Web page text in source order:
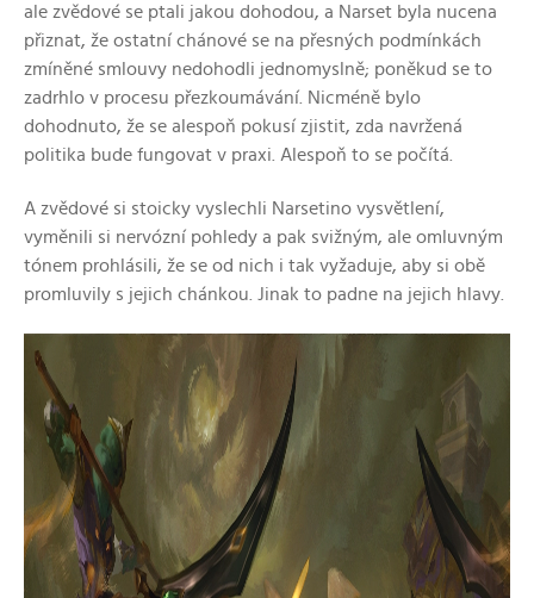
ale zvědové se ptali jakou dohodou, a Narset byla nucena
přiznat, že ostatní chánové se na přesných podmínkách
zmíněné smlouvy nedohodli jednomyslně; poněkud se to
zadrhlo v procesu přezkoumávání. Nicméně bylo
dohodnuto, že se alespoň pokusí zjistit, zda navržená
politika bude fungovat v praxi. Alespoň to se počítá.
A zvědové si stoicky vyslechli Narsetino vysvětlení,
vyměnili si nervózní pohledy a pak svižným, ale omluvným
tónem prohlásili, že se od nich i tak vyžaduje, aby si obě
promluvily s jejich chánkou. Jinak to padne na jejich hlavy.